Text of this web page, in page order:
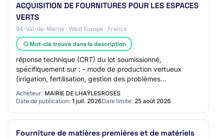
ACQUISITION DE FOURNITURES POUR LES ESPACES
VERTS
94-Val-de-Marne · West Europe · France
Mot-clé trouvé dans la description
réponse technique (CRT) du lot soumissionné,
spécifiquement sur : - mode de production vertueux
(irrigation, fertilisation, gestion des problèmes
phytosanitaires, chauffage), gammes végétales adaptée…
Acheteur: MAIRIE DE LHAŸLESROSES
Date de publication: 1 juil. 2026Date limite: 25 août 2026
Fourniture de matières premières et de matériels